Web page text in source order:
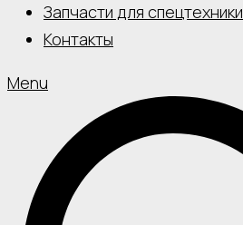
Запчасти для спецтехники
Контакты
Menu